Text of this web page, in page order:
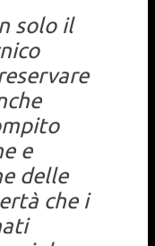
solo il
e
delle
che i